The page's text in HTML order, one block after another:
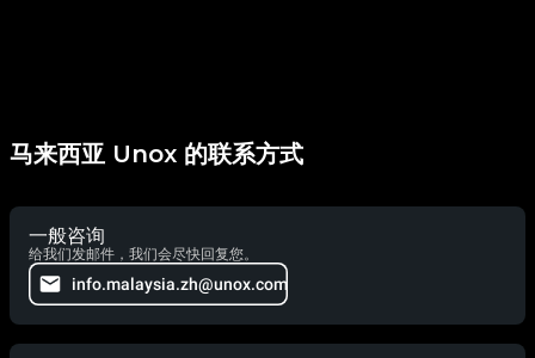
马来西亚 Unox 的联系方式
一般咨询
给我们发邮件，我们会尽快回复您。
info.malaysia.zh@unox.com